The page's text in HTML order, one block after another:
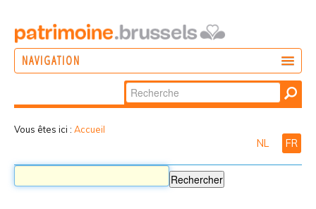
NAVIGATION
Chercher par
Recherche
Vous êtes ici : Accueil
NL FR